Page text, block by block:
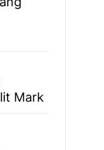
Mark